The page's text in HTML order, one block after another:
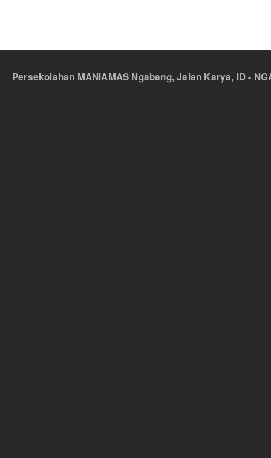
Persekolahan MANIAMAS Ngabang, Jalan Karya, ID -